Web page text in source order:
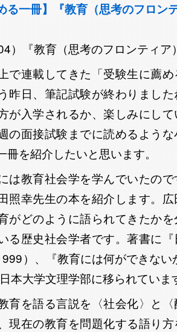
る一冊】『教育（思考のフロン
）『教育（思考のフロンティア
で連載してきた「受験生に薦
昨日、筆記試験が終わりまし
が入学されるか、楽しみにし
の面接試験までに読めるよう
冊を紹介したいと思います。
は教育社会学を学んでいたの
照幸先生の本を紹介します。
がどのように語られてきたか
る歴史社会学者です。著書に
）、『教育には何ができな
本大学文理学部に移られていま
育を語る言説を〈社会化〉と
現在の教育を問題化する語り